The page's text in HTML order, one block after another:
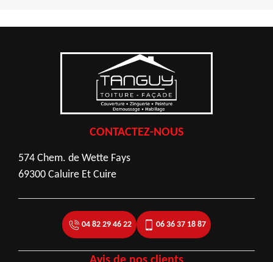
CONTACTEZ-NOUS
574 Chem. de Wette Fays
69300 Caluire Et Cuire
04 82 29 46 22 06 36 37 18 87